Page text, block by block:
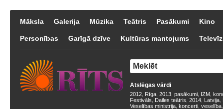
Māksla Galerija Mūzika Teātris Pasākumi Kino
Personības Garīgā dzīve Kultūras mantojums
Atslēgas vārdi
2012 Rīga 2013 pasākumi IZM
Festivāls
Dailes teātris 2014 Latvija
Veselības ministrija koncerti veselība